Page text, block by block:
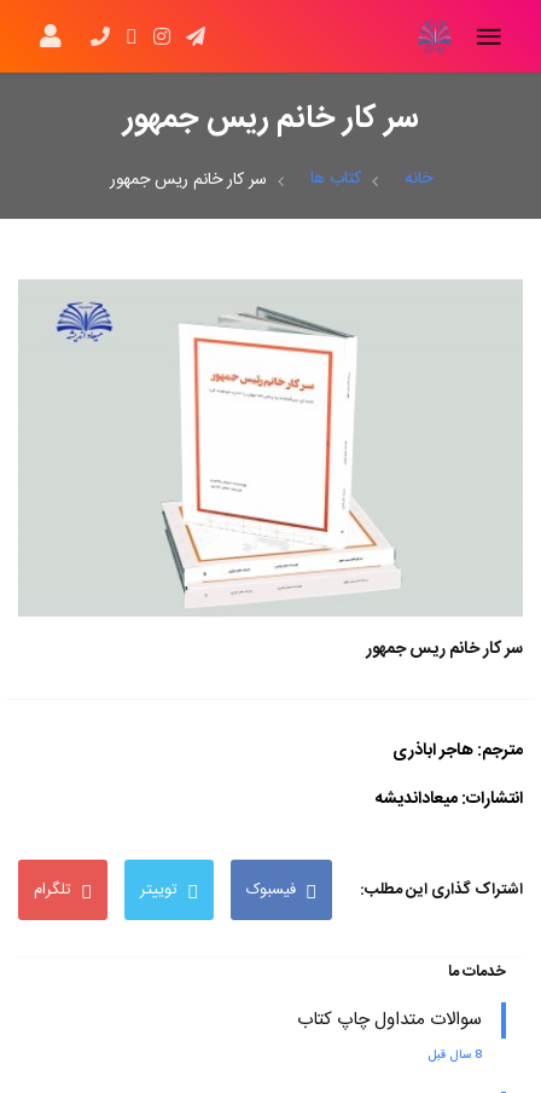
سر کار خانم ریس جمهور
خانه کتاب ها سر کار خانم ریس جمهور
سر کار خانم ریس جمهور
مترجم: هاجر اباذری
انتشارات: میعاداندیشه
اشتراک گذاری این مطلب: فیسبوک توییتر تلگرام
خدمات ما
سوالات متداول چاپ کتاب
8 سال قبل